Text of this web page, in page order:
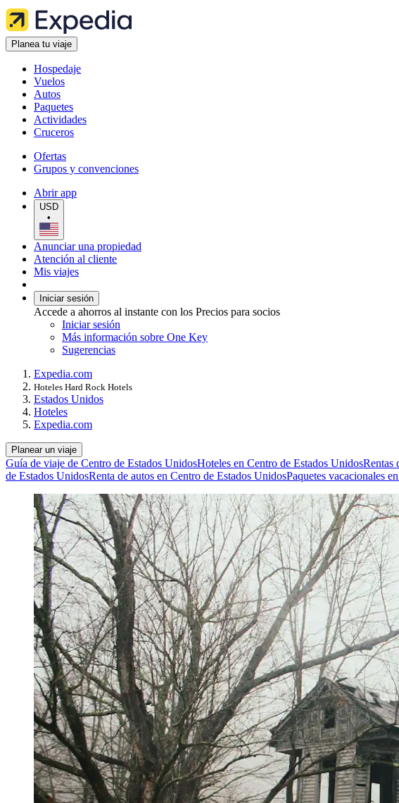
Planea tu viaje
Hospedaje
Vuelos
Autos
Paquetes
Actividades
Cruceros
Ofertas
Grupos y convenciones
Abrir app
USD
•
Anunciar una propiedad
Atención al cliente
Mis viajes
Iniciar sesión
Accede a ahorros al instante con los Precios para socios
Iniciar sesión
Más información sobre One Key
Sugerencias
Expedia.com
Hoteles Hard Rock Hotels
Estados Unidos
Hoteles
Expedia.com
Planear un viaje
Guía de viaje de Centro de Estados UnidosHoteles en Centro de Estados UnidosRentas
de Estados UnidosRenta de autos en Centro de Estados UnidosPaquetes vacacionales